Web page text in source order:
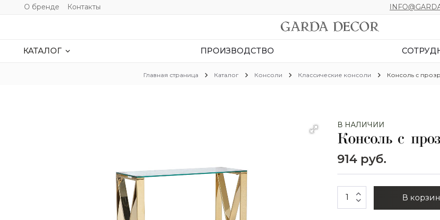
О бренде Контакты
expand_more ПРОИЗВОДСТВО
Главная страница chevron_right Каталог chevron_right Консоли chevron_right Классические консоли chevron_right Консоль с
В НАЛИЧИИ
Консоль с
914 руб.
expand_less
expand_more В